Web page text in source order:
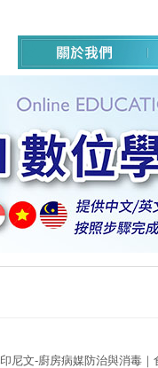
印尼文-廚房病媒防治與消毒